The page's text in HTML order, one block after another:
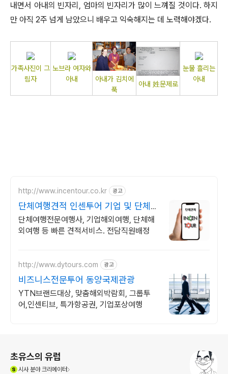
내면서 아내의 빈자리, 엄마의 빈자리가 많이 느껴질 것이다. 하지
만 아직 2주 넘게 남았으니 배우고 익숙해지는 데 노력해야겠다.
가족사진이 그
림자
노브라 여자와
아내
아내가 김치에
푹
아내 姓문제로
눈물 흘리는
아내
http://www.incentour.co.kr 광고
단체여행견적 인센투어 기업 및 단체전
문
단체여행전문여행사, 기업해외여행, 단체해
외여행 등 빠른 견적서비스. 전담직원배정
http://www.dytours.com 광고
비즈니스전문투어 동양국제관광
YTN브랜드대상, 맞춤해외박람회, 그룹투
어,인센티브, 특가항공권, 기업포상여행
초유스의 유럽
시사분야 크리에이터